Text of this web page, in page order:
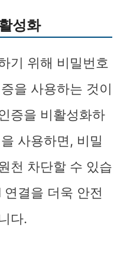
성화
기 위해 비밀번호
을 사용하는 것이
증을 비활성화하
사용하면, 비밀
천 차단할 수 있습
결을 더욱 안전
다.